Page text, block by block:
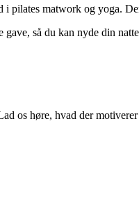
matwork og yoga.
så du kan nyde din
os høre, hvad der